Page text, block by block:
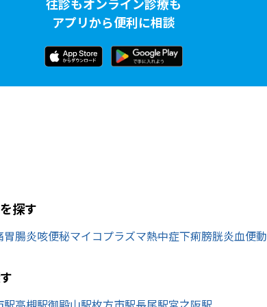
アプリから便利に相談
探す
胃腸炎咳便秘マイコプラズマ熱中症下痢膀胱炎血便